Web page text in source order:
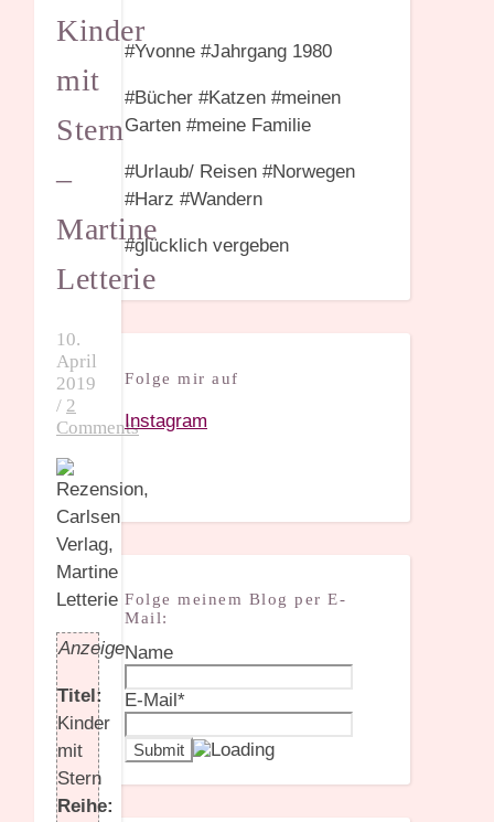
Kinder
mit
Stern
–
Martine
Letterie
10.
April
2019
/ 2
Comments
Anzeige
Titel:
Kinder
mit
Stern
Reihe:
#Yvonne #Jahrgang 1980
#Bücher #Katzen #meinen
Garten #meine Familie
#Urlaub/ Reisen #Norwegen
#Harz #Wandern
#glücklich vergeben
Folge mir auf
Instagram
Folge meinem Blog per E-
Mail:
Name
E-Mail*